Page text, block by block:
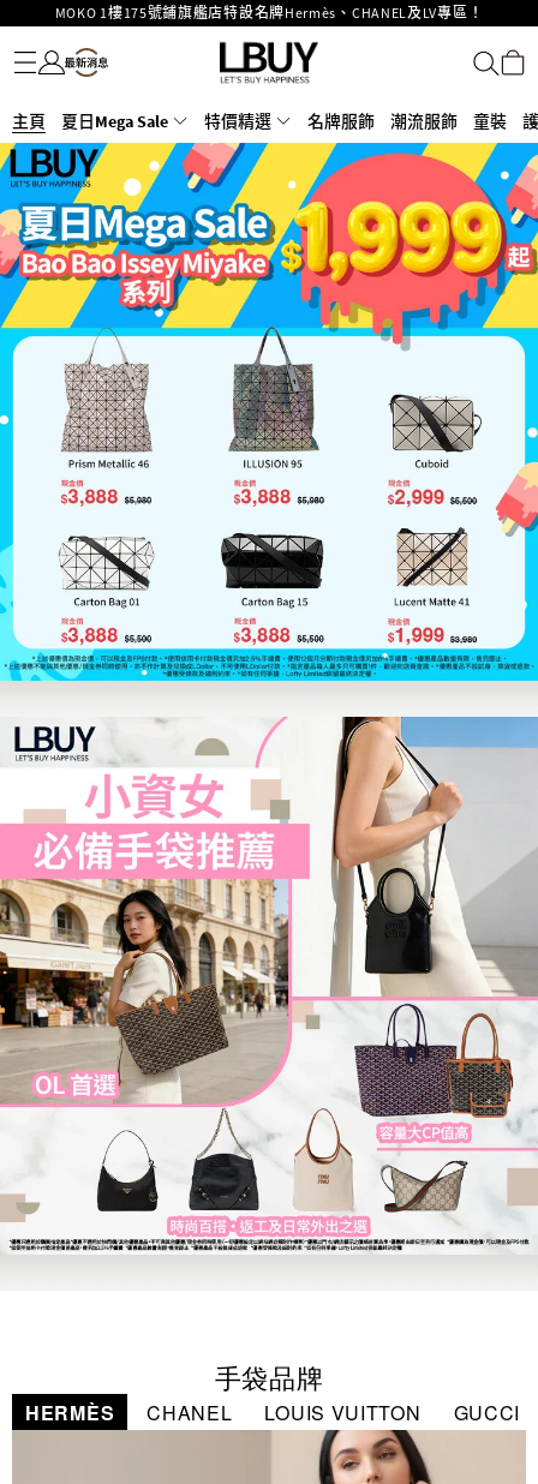
重要通告：銀行轉帳及轉數快付款注意事項
購物滿HKD500即享免運費！
LBuy獲香港知識產權署頒發2026《正版正貨承諾》商標
Goyard Hobo / Hobo Mini人氣限量特別版限時原價低至75折!
LBuy呈獻 - Hermès 及 Chanel 手袋及首飾原價低至6折，立即入手!
LBuy Nintendo Switch / Nintendo Switch 2 正規商品零售店登陸MOKO 4樓
426號舖！
MOKO 1樓175號鋪旗艦店特設名牌Hermès、CHANEL及LV專區！
名牌服飾
潮流服飾
童裝
護膚美妝
香水香薰
個人護理
母嬰護理
遊戲及精品玩具
文儀用品
家居生活
電子產品
美食
醫藥保健
運動與戶外用品
主頁 夏日Mega Sale 特價精選 名牌服飾 潮流服飾 童裝
手袋品牌
HERMÈS CHANEL LOUIS VUITTON GUCCI